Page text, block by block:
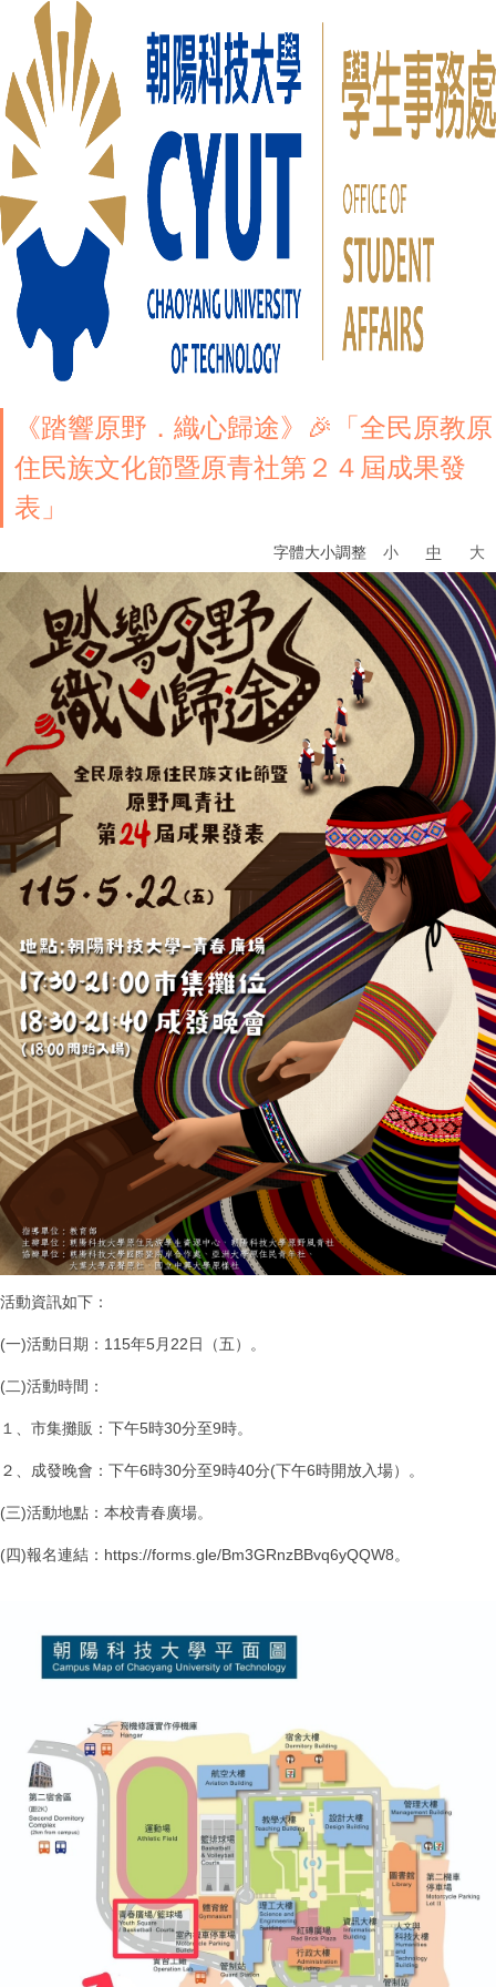
《踏響原野．織心歸途》🎉「全民原教原
住民族文化節暨原青社第２４屆成果發
表」
字體大小調整 小 中 大
活動資訊如下：
(一)活動日期：115年5月22日（五）。
(二)活動時間：
１、市集攤販：下午5時30分至9時。
２、成發晚會：下午6時30分至9時40分(下午6時開放入場）。
(三)活動地點：本校青春廣場。
(四)報名連結：https://forms.gle/Bm3GRnzBBvq6yQQW8。